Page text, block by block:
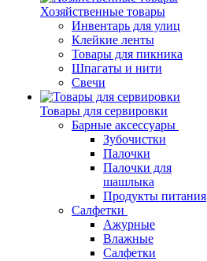
Хозяйственные товары
Инвентарь для улиц
Клейкие ленты
Товары для пикника
Шпагаты и нити
Свечи
Товары для сервировки
Барные аксессуары
Зубочистки
Палочки
Палочки для
шашлыка
Продукты питания
Салфетки
Ажурные
Влажные
Салфетки